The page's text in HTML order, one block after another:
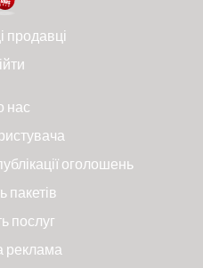
продавці
нас
оголошень
пакетів
послуг
реклама